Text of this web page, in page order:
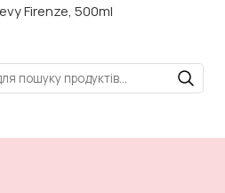
Firenze, 500ml